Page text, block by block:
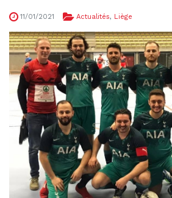
11/01/2021 Actualités, Liège